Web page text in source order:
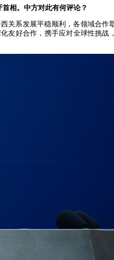
相。中方对此有何评论？
关系发展平稳顺利，各领域合作
友好合作，携手应对全球性挑战